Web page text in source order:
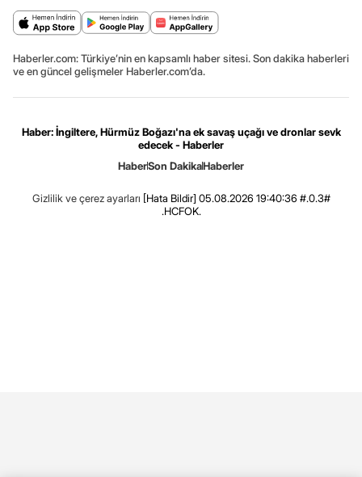
Haberler.com: Türkiye’nin en kapsamlı haber sitesi. Son dakika haberleri
ve en güncel gelişmeler Haberler.com’da.
Haber: İngiltere, Hürmüz Boğazı'na ek savaş uçağı ve dronlar sevk
edecek - Haberler
HaberSon DakikaHaberler
Gizlilik ve çerez ayarları [Hata Bildir] 05.08.2026 19:40:36 #.0.3#
.HCFOK.